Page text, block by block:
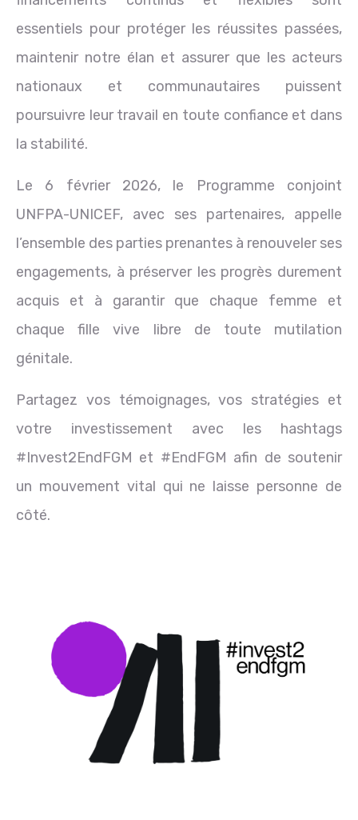
essentiels pour protéger les réussites passées,
maintenir notre élan et assurer que les acteurs
nationaux et communautaires puissent
poursuivre leur travail en toute confiance et dans
la stabilité.
Le 6 février 2026, le Programme conjoint
UNFPA-UNICEF, avec ses partenaires, appelle
l’ensemble des parties prenantes à renouveler ses
engagements, à préserver les progrès durement
acquis et à garantir que chaque femme et
chaque fille vive libre de toute mutilation
génitale.
Partagez vos témoignages, vos stratégies et
votre investissement avec les hashtags
#Invest2EndFGM et #EndFGM afin de soutenir
un mouvement vital qui ne laisse personne de
côté.